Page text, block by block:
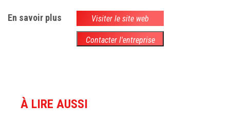
En savoir plus Visiter le site web
Contacter l'entreprise
À LIRE AUSSI